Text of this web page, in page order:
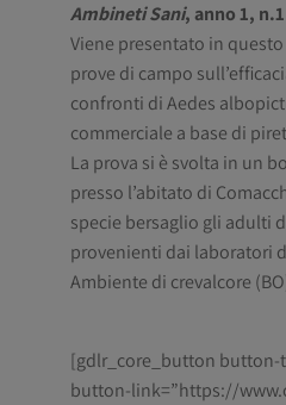
Ambineti Sani, anno 1,
Viene presentato in
prove di campo
confronti di Aedes
commerciale a base di
La prova si è svolta in un
presso l’abitato di
specie bersaglio gli adulti
provenienti dai laboratori
Ambiente di crevalcore
[gdlr_core_button button-
button-link=”https://